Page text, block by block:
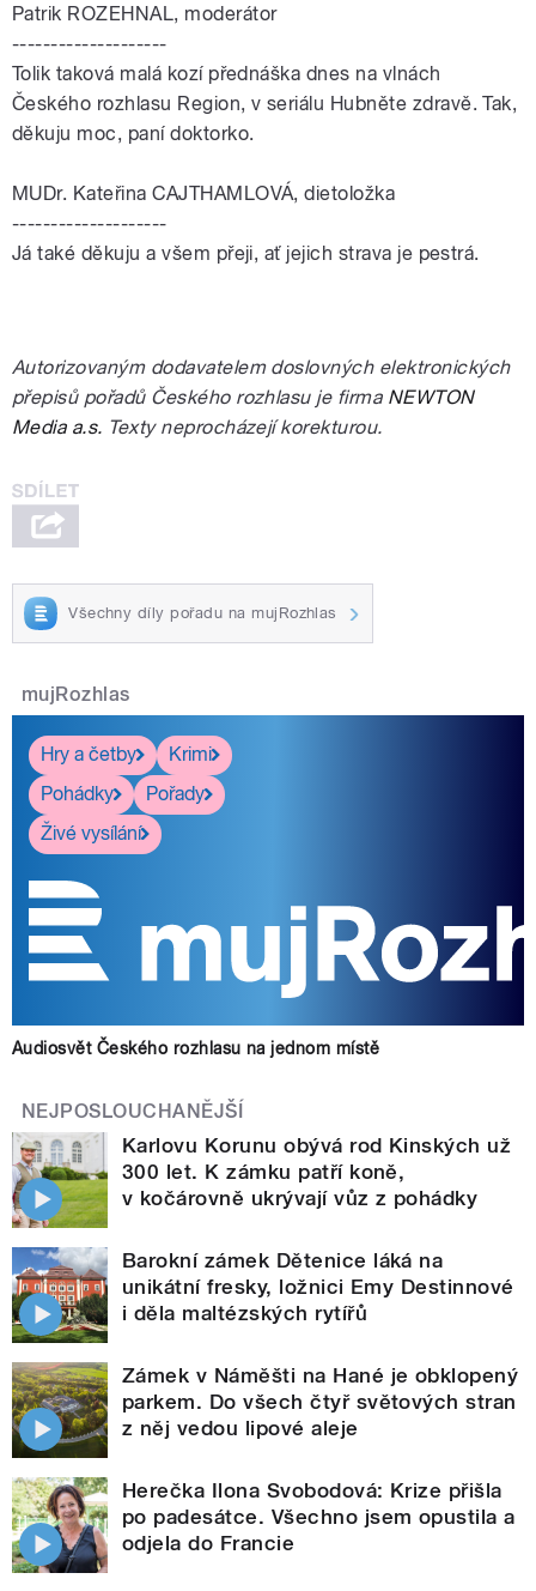
Patrik ROZEHNAL, moderátor
--------------------
Tolik taková malá kozí přednáška dnes na vlnách
Českého rozhlasu Region, v seriálu Hubněte zdravě. Tak,
děkuju moc, paní doktorko.
MUDr. Kateřina CAJTHAMLOVÁ, dietoložka
--------------------
Já také děkuju a všem přeji, ať jejich strava je pestrá.
Autorizovaným dodavatelem doslovných elektronických
přepisů pořadů Českého rozhlasu je firma NEWTON
Media a.s. Texty neprocházejí korekturou.
Všechny díly pořadu na mujRozhlas
mujRozhlas
Hry a četby
Krimi
Pohádky
Pořady
Živé vysílání
Audiosvět Českého rozhlasu na jednom místě
NEJPOSLOUCHANĚJŠÍ
Karlovu Korunu obývá rod Kinských už
300 let. K zámku patří koně,
v kočárovně ukrývají vůz z pohádky
Barokní zámek Dětenice láká na
unikátní fresky, ložnici Emy Destinnové
i děla maltézských rytířů
Zámek v Náměšti na Hané je obklopený
parkem. Do všech čtyř světových stran
z něj vedou lipové aleje
Herečka Ilona Svobodová: Krize přišla
po padesátce. Všechno jsem opustila a
odjela do Francie